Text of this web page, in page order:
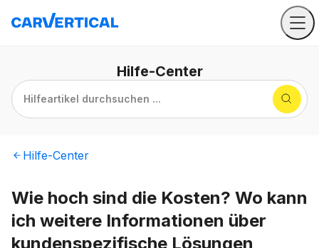
Hilfe-Center
Hilfeartikel durchsuchen ...
Hilfe-Center
Wie hoch sind die Kosten? Wo kann
ich weitere Informationen über
kundenspezifische Lösungen